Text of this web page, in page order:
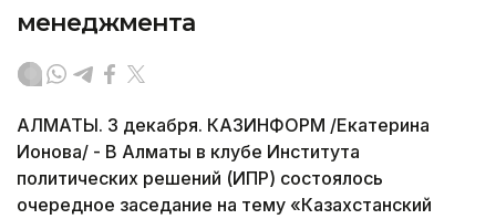
менеджмента
АЛМАТЫ. 3 декабря. КАЗИНФОРМ /Екатерина
Ионова/ - В Алматы в клубе Института
политических решений (ИПР) состоялось
очередное заседание на тему «Казахстанский